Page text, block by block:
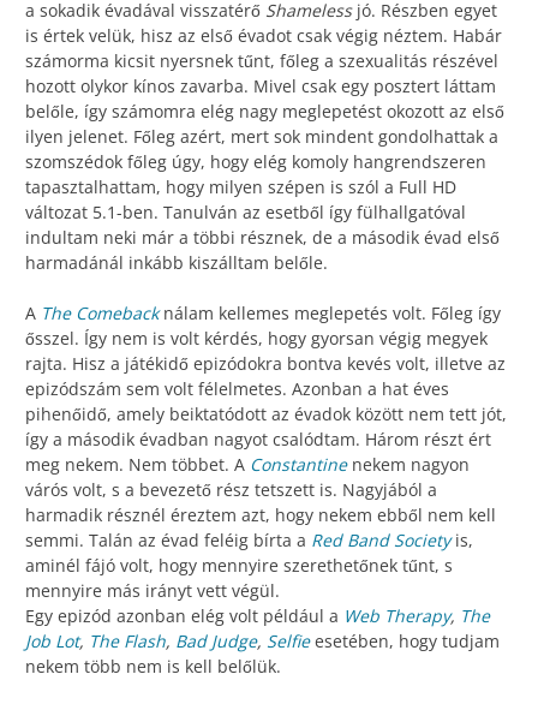
a sokadik évadával visszatérő Shameless jó. Részben egyet
is értek velük, hisz az első évadot csak végig néztem. Habár
számorma kicsit nyersnek tűnt, főleg a szexualitás részével
hozott olykor kínos zavarba. Mivel csak egy posztert láttam
belőle, így számomra elég nagy meglepetést okozott az első
ilyen jelenet. Főleg azért, mert sok mindent gondolhattak a
szomszédok főleg úgy, hogy elég komoly hangrendszeren
tapasztalhattam, hogy milyen szépen is szól a Full HD
változat 5.1-ben. Tanulván az esetből így fülhallgatóval
indultam neki már a többi résznek, de a második évad első
harmadánál inkább kiszálltam belőle.
A The Comeback nálam kellemes meglepetés volt. Főleg így
ősszel. Így nem is volt kérdés, hogy gyorsan végig megyek
rajta. Hisz a játékidő epizódokra bontva kevés volt, illetve az
epizódszám sem volt félelmetes. Azonban a hat éves
pihenőidő, amely beiktatódott az évadok között nem tett jót,
így a második évadban nagyot csalódtam. Három részt ért
meg nekem. Nem többet. A Constantine nekem nagyon
várós volt, s a bevezető rész tetszett is. Nagyjából a
harmadik résznél éreztem azt, hogy nekem ebből nem kell
semmi. Talán az évad feléig bírta a Red Band Societyis,
aminél fájó volt, hogy mennyire szerethetőnek tűnt, s
mennyire más irányt vett végül.
Egy epizód azonban elég volt például a Web Therapy, The
Job Lot, The Flash, Bad Judge, Selfie esetében, hogy tudjam
nekem több nem is kell belőlük.